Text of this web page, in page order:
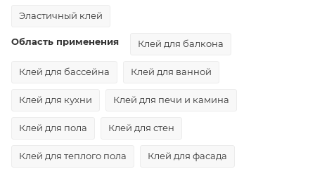
Эластичный клей
Область применения Клей для балкона
Клей для бассейна Клей для ванной
Клей для кухни Клей для печи и камина
Клей для пола Клей для стен
Клей для теплого пола Клей для фасада